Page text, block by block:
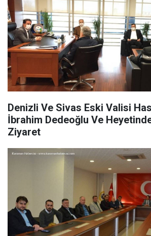
Denizli Ve Sivas Eski Valisi
İbrahim Dedeoğlu Ve
Ziyaret